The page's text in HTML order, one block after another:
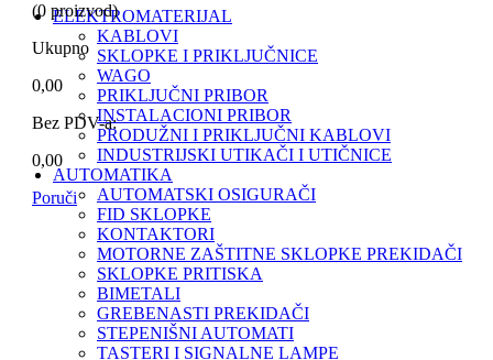
(0 proizvod)
Ukupno
0,00
Bez PDV-a:
0,00
Poruči
ELEKTROMATERIJAL
KABLOVI
SKLOPKE I PRIKLJUČNICE
WAGO
PRIKLJUČNI PRIBOR
INSTALACIONI PRIBOR
PRODUŽNI I PRIKLJUČNI KABLOVI
INDUSTRIJSKI UTIKAČI I UTIČNICE
AUTOMATIKA
AUTOMATSKI OSIGURAČI
FID SKLOPKE
KONTAKTORI
MOTORNE ZAŠTITNE SKLOPKE PREKIDAČI
SKLOPKE PRITISKA
BIMETALI
GREBENASTI PREKIDAČI
STEPENIŠNI AUTOMATI
TASTERI I SIGNALNE LAMPE